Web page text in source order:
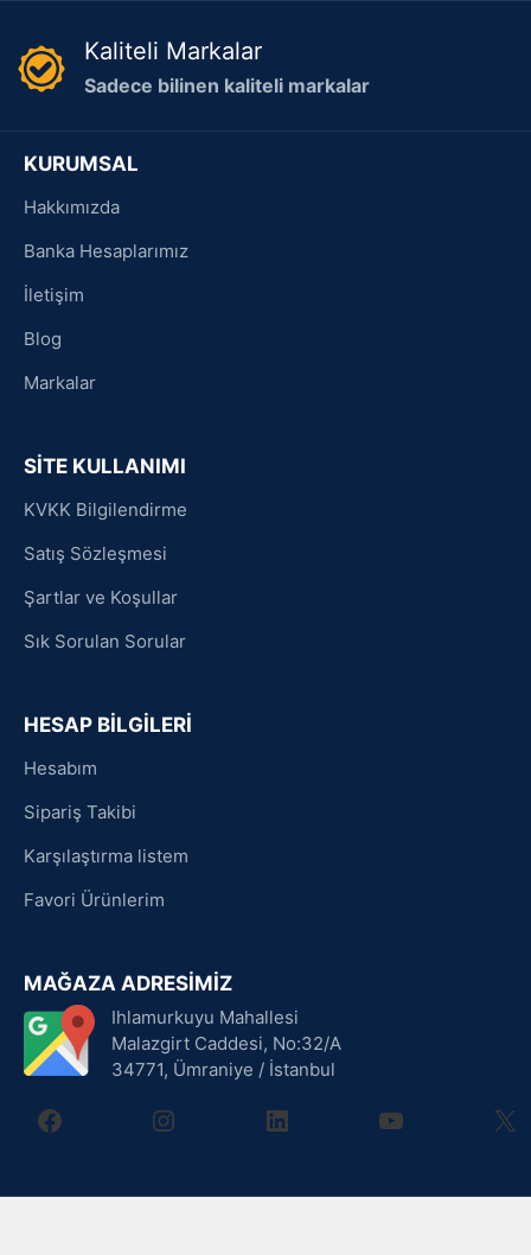
Kaliteli Markalar
Sadece bilinen kaliteli markalar
KURUMSAL
Hakkımızda
Banka Hesaplarımız
İletişim
Blog
Markalar
SİTE KULLANIMI
KVKK Bilgilendirme
Satış Sözleşmesi
Şartlar ve Koşullar
Sık Sorulan Sorular
HESAP BİLGİLERİ
Hesabım
Sipariş Takibi
Karşılaştırma listem
Favori Ürünlerim
MAĞAZA ADRESİMİZ
Ihlamurkuyu Mahallesi
Malazgirt Caddesi, No:32/A
34771, Ümraniye / İstanbul
facebookinstagramlinkedin youtube X